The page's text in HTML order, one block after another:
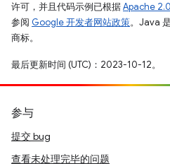
许可，并且代码示例已根据Apache
参阅 Google 开发者网站政策。Java
商标。
最后更新时间 (UTC)：2023-10-12。
参与
提交 bug
查看未处理完毕的问题